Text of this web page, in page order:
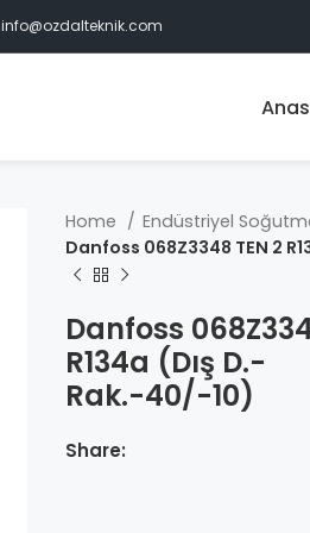
info@ozdalteknik.com
Home Endüstriyel
Danfoss 068Z3348 TEN 2
Danfoss
R134a (Dış D.-
Rak.-40/-10)
Share: